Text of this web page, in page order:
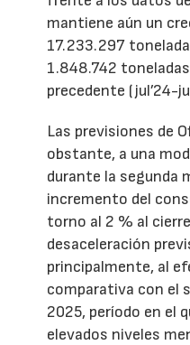
mantiene aún un
17.233.297
1.848.742
precedente (jul’24-
Las previsiones de
obstante, a una
durante la segunda
incremento del
torno al 2 % al
desaceleración
principalmente, al
comparativa con el
2025, período en el
elevados niveles